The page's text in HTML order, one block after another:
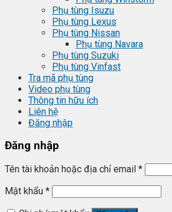
Phụ tùng Isuzu
Phụ tùng Lexus
Phụ tùng Nissan
Phụ tùng Navara
Phụ tùng Suzuki
Phụ tùng Vinfast
Tra mã phụ tùng
Video phụ tùng
Thông tin hữu ích
Liên hệ
Đăng nhập
Đăng nhập
Tên tài khoản hoặc địa chỉ email *
Mật khẩu *